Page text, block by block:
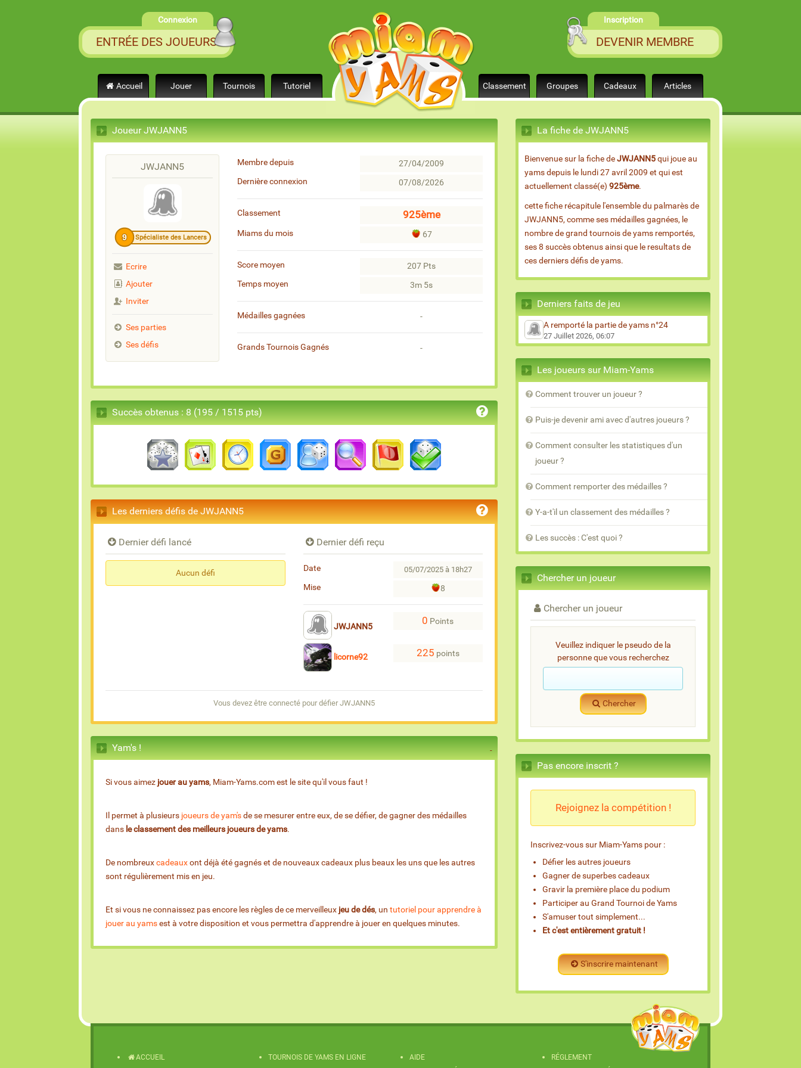
Connexion
ENTRÉE DES JOUEURS
Inscription
DEVENIR MEMBRE
Accueil Jouer Tournois Tutoriel Classement Groupes Cadeaux Articles
Joueur JWJANN5
JWJANN5
9 Spécialiste des Lancers
Ecrire
Ajouter
Inviter
Ses parties
Ses défis
Membre depuis
27/04/2009
Dernière connexion
07/08/2026
Classement 925ème
Miams du mois 67
Score moyen
207 Pts
Temps moyen
3m 5s
Médailles gagnées -
Grands Tournois Gagnés -
Succès obtenus : 8 (195 / 1515 pts)
Les derniers défis de JWJANN5
Dernier défi lancé
Aucun défi
Dernier défi reçu
Date 05/07/2025 à 18h27
Mise 8
JWJANN5
0 Points
licorne92 225 points
Vous devez être connecté pour défier JWJANN5
Yam's !
Si vous aimez jouer au yams, Miam-Yams.com est le site qu'il vous faut !
Il permet à plusieurs joueurs de yam'sde se mesurer entre eux, de se défier, de gagner des médailles
dans le classement des meilleurs joueurs de yams.
De nombreuxcadeauxont déjà été gagnés et de nouveaux cadeaux plus beaux les uns que les autres
sont régulièrement mis en jeu.
Et si vous ne connaissez pas encore les règles de ce merveilleux jeu de dés, un tutoriel pour apprendre à
jouer au yamsest à votre disposition et vous permettra d'apprendre à jouer en quelques minutes.
La fiche de JWJANN5
Bienvenue sur la fiche deJWJANN5qui joue au
yams depuis le lundi 27 avril 2009 et qui est
actuellement classé(e)925ème.
cette fiche récapitule l'ensemble du palmarès de
JWJANN5, comme ses médailles gagnées, le
nombre de grand tournois de yams remportés,
ses 8 succès obtenus ainsi que le resultats de
ces derniers défis de yams.
Derniers faits de jeu
A remporté la partie de yams n°24
27 Juillet 2026, 06:07
Les joueurs sur Miam-Yams
Comment trouver un joueur ?
Puis-je devenir ami avec d'autres joueurs ?
Comment consulter les statistiques d'un
joueur ?
Comment remporter des médailles ?
Y-a-t'il un classement des médailles ?
Les succès : C'est quoi ?
Chercher un joueur
Chercher un joueur
Veuillez indiquer le pseudo de la
personne que vous recherchez
Chercher
Pas encore inscrit ?
Rejoignez la compétition !
Inscrivez-vous sur Miam-Yams pour :
Défier les autres joueurs
Gagner de superbes cadeaux
Gravir la première place du podium
Participer au Grand Tournoi de Yams
S'amuser tout simplement...
Et c'est entièrement gratuit !
S'inscrire maintenant
ACCUEIL
TOURNOIS DE YAMS EN LIGNE
AIDE
RÉGLEMENT